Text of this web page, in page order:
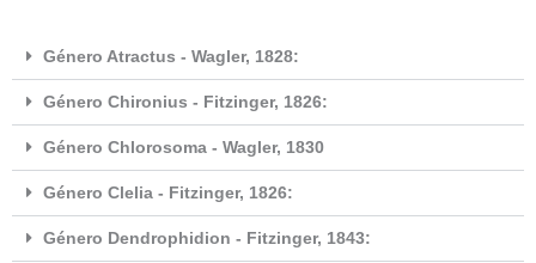
Género Atractus - Wagler, 1828:
Género Chironius - Fitzinger, 1826:
Género Chlorosoma - Wagler, 1830
Género Clelia - Fitzinger, 1826:
Género Dendrophidion - Fitzinger, 1843: